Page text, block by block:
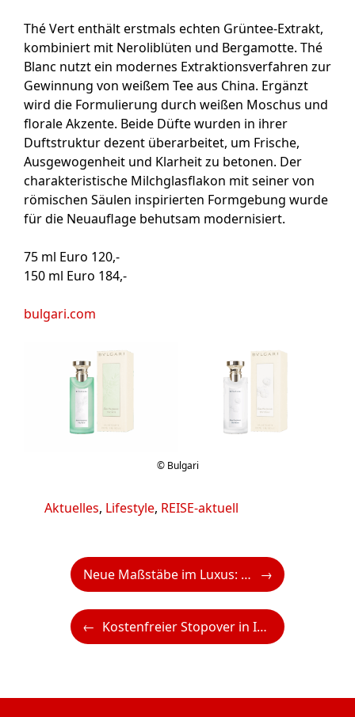
Thé Vert enthält erstmals echten Grüntee-Extrakt,
kombiniert mit Neroliblüten und Bergamotte. Thé
Blanc nutzt ein modernes Extraktionsverfahren zur
Gewinnung von weißem Tee aus China. Ergänzt
wird die Formulierung durch weißen Moschus und
florale Akzente. Beide Düfte wurden in ihrer
Duftstruktur dezent überarbeitet, um Frische,
Ausgewogenheit und Klarheit zu betonen. Der
charakteristische Milchglasflakon mit seiner von
römischen Säulen inspirierten Formgebung wurde
für die Neuauflage behutsam modernisiert.
75 ml Euro 120,-
150 ml Euro 184,-
bulgari.com
© Bulgari
Kategorien
Aktuelles, Lifestyle, REISE-aktuell
Neue Maßstäbe im Luxus: Emirates präsentiert weitere Neuerungen in der First Class
Kostenfreier Stopover in Istanbul: Turkish Airlines erweitert ihr Programm